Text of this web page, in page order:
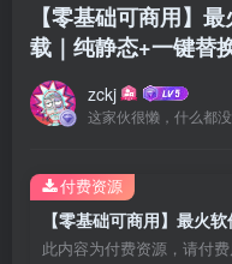
【零基础可商用】
载｜纯静态+一键替
zckj
这家伙很懒，什么都没
此内容为付费资源，请付
付费资源